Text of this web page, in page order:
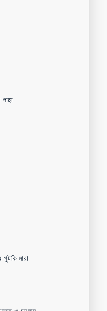
পুটকি মারা